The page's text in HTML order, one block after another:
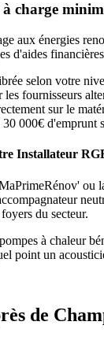
charge
aux énergies
d'aides
selon votre
les fournisseurs
sur le
30 000€ d'emprunt
Installateur
ou
du secteur.
à chaleur
point un
de